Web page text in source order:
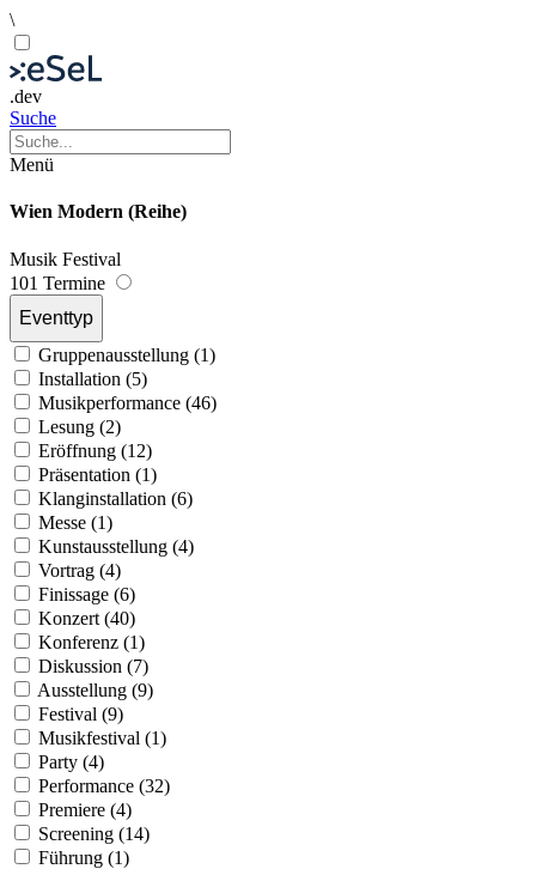
\
.dev
Suche
Menü
Wien Modern (Reihe)
Musik Festival
101 Termine
Eventtyp
Gruppenausstellung (1)
Installation (5)
Musikperformance (46)
Lesung (2)
Eröffnung (12)
Präsentation (1)
Klanginstallation (6)
Messe (1)
Kunstausstellung (4)
Vortrag (4)
Finissage (6)
Konzert (40)
Konferenz (1)
Diskussion (7)
Ausstellung (9)
Festival (9)
Musikfestival (1)
Party (4)
Performance (32)
Premiere (4)
Screening (14)
Führung (1)